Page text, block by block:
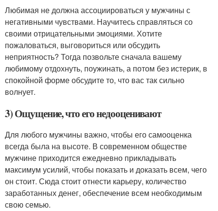
Любимая не должна ассоциироваться у мужчины с
негативными чувствами. Научитесь справляться со
своими отрицательными эмоциями. Хотите
пожаловаться, выговориться или обсудить
неприятность? Тогда позвольте сначала вашему
любимому отдохнуть, поужинать, а потом без истерик, в
спокойной форме обсудите то, что вас так сильно
волнует.
3) Ощущение, что его недооценивают
Для любого мужчины важно, чтобы его самооценка
всегда была на высоте. В современном обществе
мужчине приходится ежедневно прикладывать
максимум усилий, чтобы показать и доказать всем, чего
он стоит. Сюда стоит отнести карьеру, количество
заработанных денег, обеспечение всем необходимым
свою семью.